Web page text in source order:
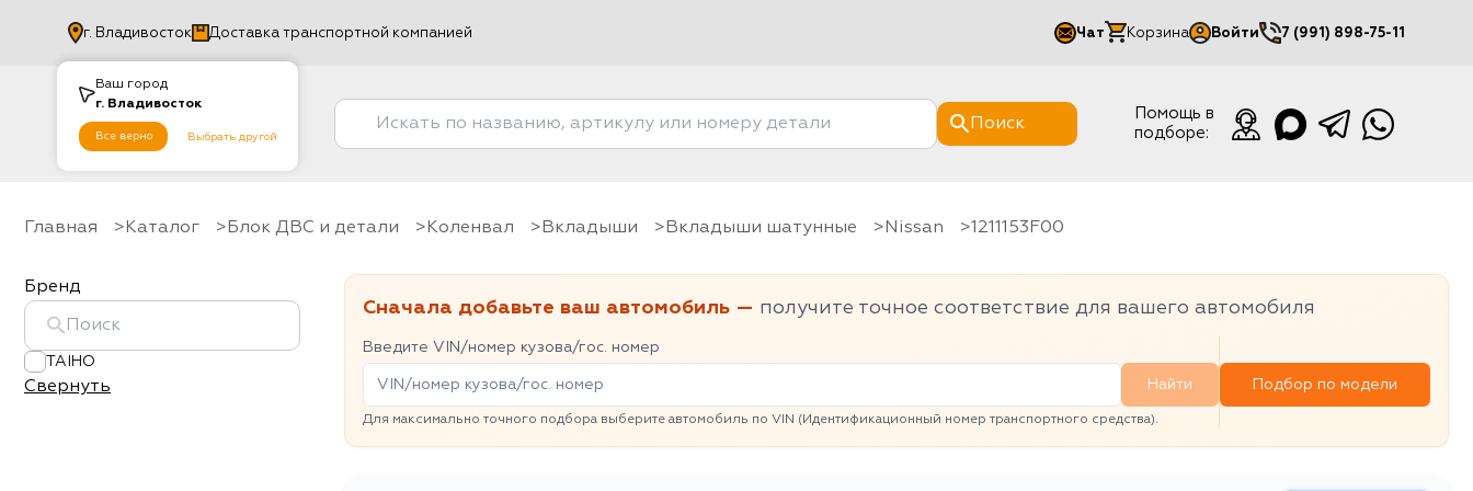
Ваш город
г. Владивосток
Все верно Выбрать другой
г. Владивосток Доставка транспортной компанией Чат Корзина Войти
Мой кабинет
7 (991) 898-75-11
Поиск
Помощь в
подборе:
Главная Каталог Блок ДВС и детали коленвал Вкладыши Вкладыши шатунные Nissan 1211153F00
Бренд
TAIHO
Свернуть
Сначала добавьте ваш автомобиль — получите точное соответствие для вашего автомобиля
Введите VIN/номер кузова/гос. номер
Найти
Для максимально точного подбора выберите автомобиль по VIN (Идентификационный номер транспортного средства).
Подбор по модели